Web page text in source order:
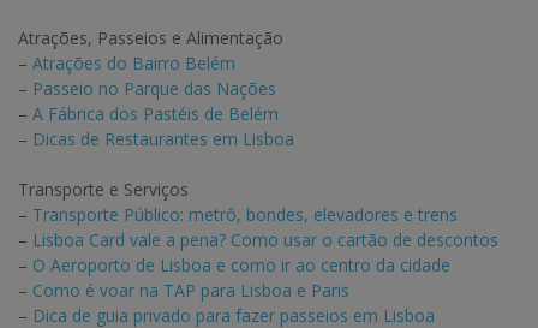
Atrações, Passeios e Alimentação
– Atrações do Bairro Belém
– Passeio no Parque das Nações
– A Fábrica dos Pastéis de Belém
– Dicas de Restaurantes em Lisboa
Transporte e Serviços
– Transporte Público: metrô, bondes, elevadores e trens
– Lisboa Card vale a pena? Como usar o cartão de descontos
– O Aeroporto de Lisboa e como ir ao centro da cidade
– Como é voar na TAP para Lisboa e Paris
– Dica de guia privado para fazer passeios em Lisboa